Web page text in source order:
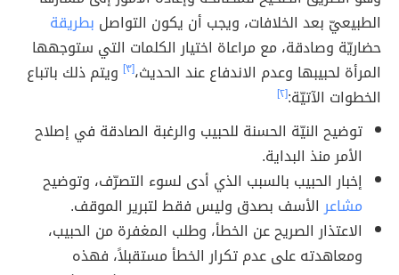
الطبيعيّ بعد الخلافات، ويجب أن يكون التواصل بطريقة
حضاريّة وصادقة، مع مراعاة اختيار الكلمات التي ستوجهها
المرأة لحبيبها وعدم الاندفاع عند الحديث،[٣]
ويتم ذلك باتباع
الخطوات الآتيّة:[٢]
توضيح النيّة الحسنة للحبيب والرغبة الصادقة في إصلاح
الأمر منذ البداية.
إخبار الحبيب بالسبب الذي أدى لسوء التصرّف، وتوضيح
مشاعرالأسف بصدق وليس فقط لتبرير الموقف.
الاعتذار الصريح عن الخطأ، وطلب المغفرة من الحبيب،
ومعاهدته على عدم تكرار الخطأ مستقبلاً، فهذه